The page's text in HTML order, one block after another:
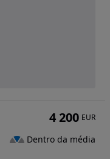
4 200 EUR
Dentro da média